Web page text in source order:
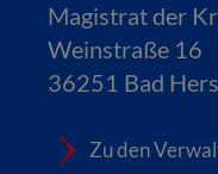
Magistrat der
Weinstraße 16
36251 Bad
Zu den